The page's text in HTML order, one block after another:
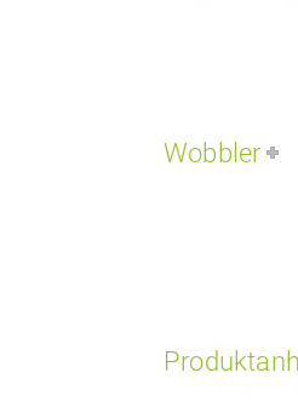
Wobbler